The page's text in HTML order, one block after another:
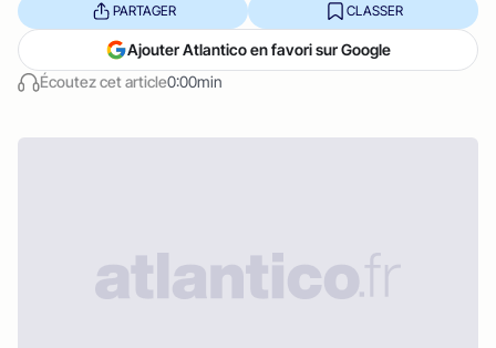
Écoutez cet article0:00min
PARTAGER CLASSER
Ajouter Atlantico en favori sur Google